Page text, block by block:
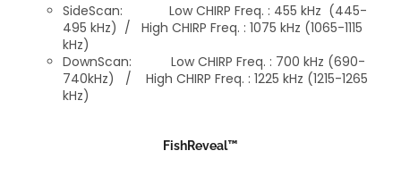
SideScan: Low CHIRP Freq. : 455 kHz (445-
495 kHz) / High CHIRP Freq. : 1075 kHz (1065-1115
kHz)
DownScan: Low CHIRP Freq. : 700 kHz (690-
740kHz) / High CHIRP Freq. : 1225 kHz (1215-1265
kHz)
FishReveal™